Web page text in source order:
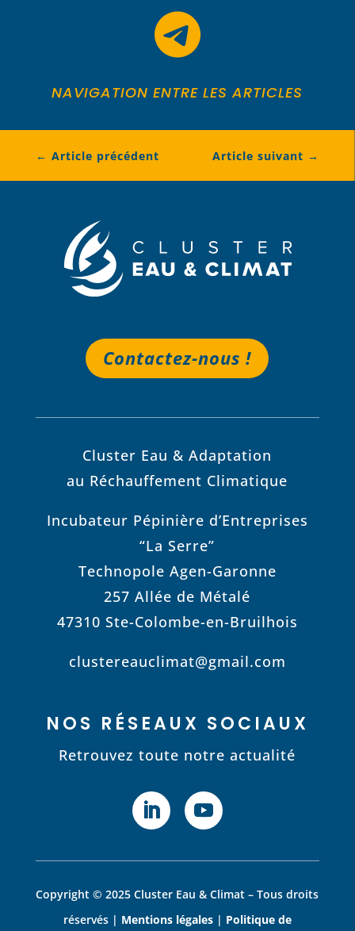

NAVIGATION ENTRE LES ARTICLES
← Article précédent Article suivant →
Contactez-nous !
Cluster Eau & Adaptation
au Réchauffement Climatique
Incubateur Pépinière d’Entreprises
“La Serre”
Technopole Agen-Garonne
257 Allée de Métalé
47310 Ste-Colombe-en-Bruilhois
clustereauclimat@gmail.com
NOS RÉSEAUX SOCIAUX
Retrouvez toute notre actualité
Copyright © 2025 Cluster Eau & Climat – Tous droits
réservés | Mentions légales| Politique de